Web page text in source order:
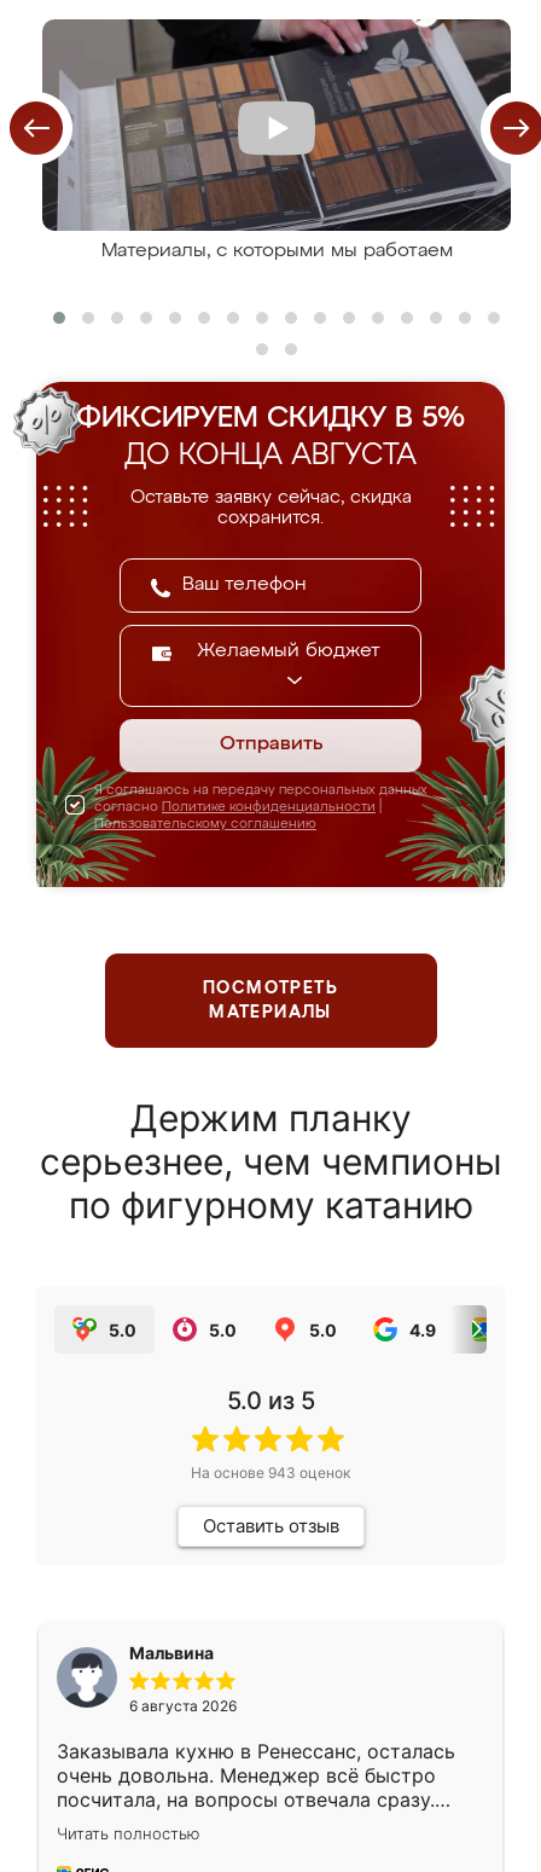
Материалы, с которыми мы работаем
ФИКСИРУЕМ СКИДКУ В 5%
ДО КОНЦА АВГУСТА
Оставьте заявку сейчас, скидка
сохранится.
Желаемый бюджет
Отправить
Я соглашаюсь на передачу персональных данных
согласно Политике конфиденциальности
Пользовательскому соглашению
ПОСМОТРЕТЬ
МАТЕРИАЛЫ
Держим планку
серьезнее, чем чемпионы
по фигурному катанию
5.0 5.0 5.0 4.9
5.0 из 5
На основе 943 оценок
Оставить отзыв
Мальвина
6 августа 2026
Заказывала кухню в Ренессанс, осталась
очень довольна. Менеджер всё быстро
посчитала, на вопросы отвечала сразу.
Замерщик приехал в субботу, подошёл к
делу со всей ответственностью. Собрали
Читать полностью